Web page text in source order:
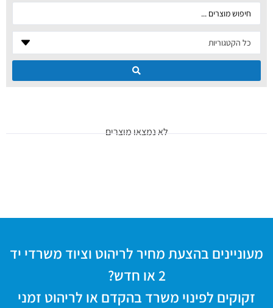
לא נמצאו מוצרים
מעוניינים בהצעת מחיר לריהוט וציוד משרדי יד
2 או חדש?
זקוקים לפינוי משרד בהקדם או לריהוט זמני